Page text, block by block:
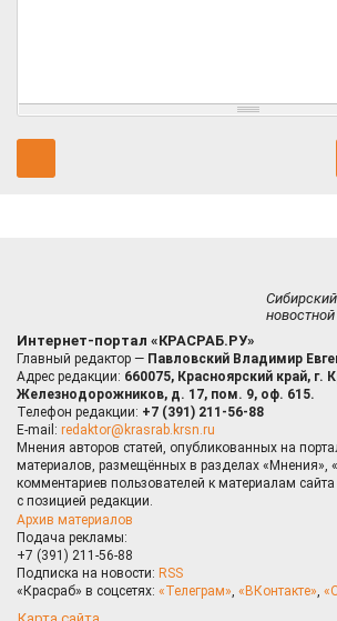
Сибирский
Интернет-портал «КРАСРАБ.РУ»
Главный редактор — Павловский Владимир
Адрес редакции: 660075, Красноярский край, г.
Железнодорожников, д. 17, пом. 9, оф. 615.
Телефон редакции: +7 (391) 211-56-88
E-mail: redaktor@krasrab.krsn.ru
Мнения авторов статей, опубликованных на
материалов, размещённых в разделах «Мнения»,
комментариев пользователей к материалам
с позицией редакции.
Архив материалов
Подача рекламы:
+7 (391) 211-56-88
Подписка на новости: RSS
«Красраб» в соцсетях: «Телеграм», «ВКонтакте»,